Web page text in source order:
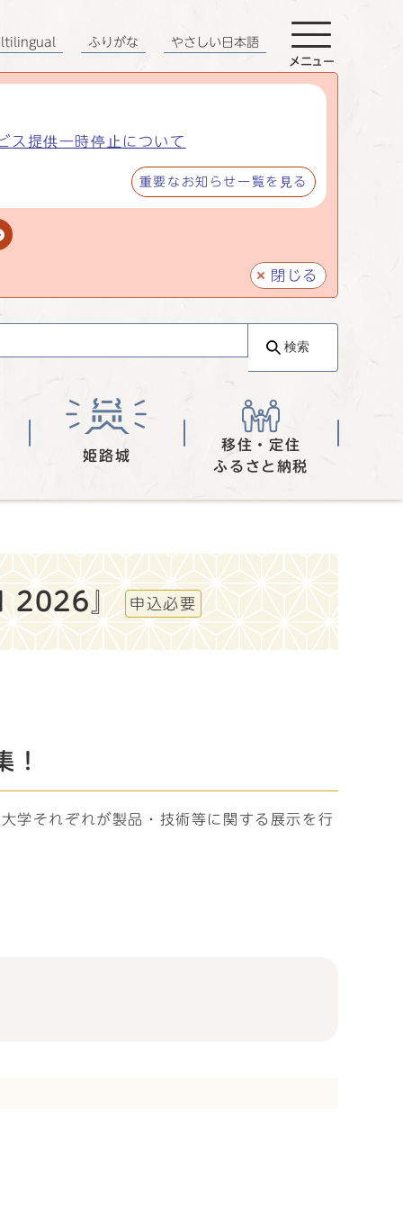
ス提供一時停止について
重要なお知らせ一覧を見る
閉じる
ふりがな やさしい日本語
メニュー
検索
姫路城
移住・定住
ふるさと納税
2026』 申込必要
学それぞれが製品・技術等に関する展示を行